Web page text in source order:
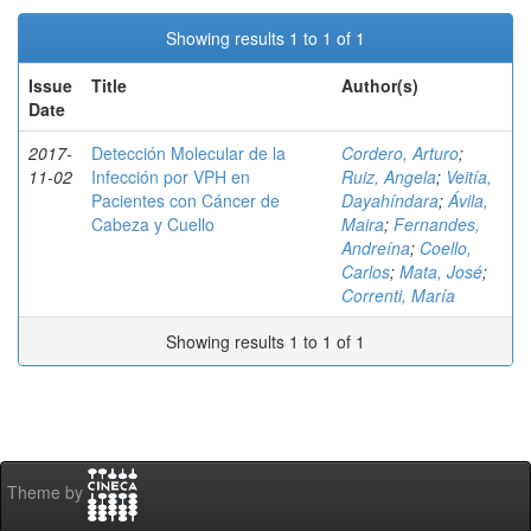
Showing results 1 to 1 of 1
Issue
Date
Title Author(s)
2017-
11-02
Detección Molecular de la
Infección por VPH en
Pacientes con Cáncer de
Cabeza y Cuello
Cordero, Arturo;
Ruiz, Angela; Veitía,
Dayahíndara;Ávila,
Maira; Fernandes,
Andreína; Coello,
Carlos; Mata, José;
Correnti, María
Showing results 1 to 1 of 1
Theme by